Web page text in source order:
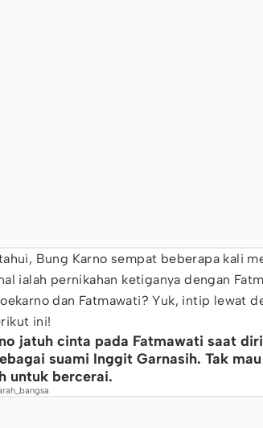
Bung Karno sempat beberapa kali
ialah pernikahan ketiganya dengan
dan Fatmawati? Yuk, intip lewat
ini!
jatuh cinta pada Fatmawati saat
suami Inggit Garnasih. Tak
untuk bercerai.